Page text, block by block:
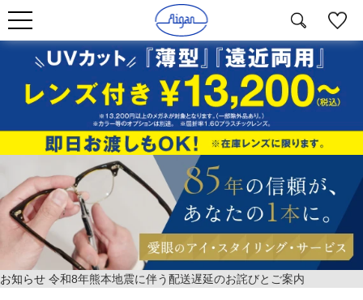
お知らせ 令和8年熊本地震に伴う配送遅延のお詫びとご案内